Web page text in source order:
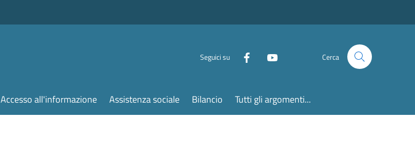
Seguici su Cerca
Accesso all'informazione Assistenza sociale Bilancio Tutti gli argomenti...